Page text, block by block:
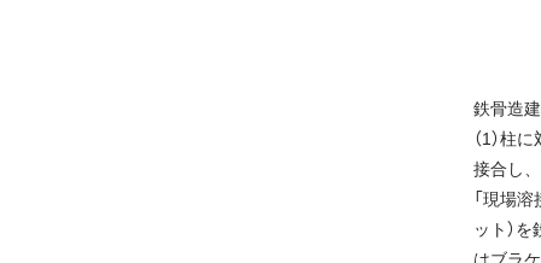
鉄骨造
（1）柱
接合し
「現場溶
ット）